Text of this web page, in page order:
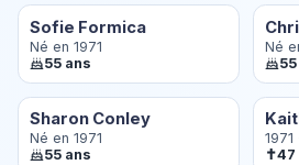
Sofie Formica
Né en 1971
55 ans
Né
Sharon Conley
Né en 1971
55 ans
✝47